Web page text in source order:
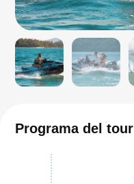
Programa del tour